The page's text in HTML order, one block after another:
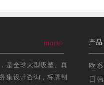
more>
是全球大型吸塑、真
集设计咨询，标牌制
产品
欧
日